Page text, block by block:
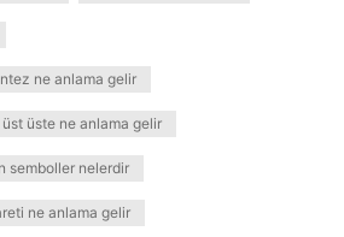
ne anlama gelir
üste ne anlama gelir
semboller nelerdir
ne anlama gelir